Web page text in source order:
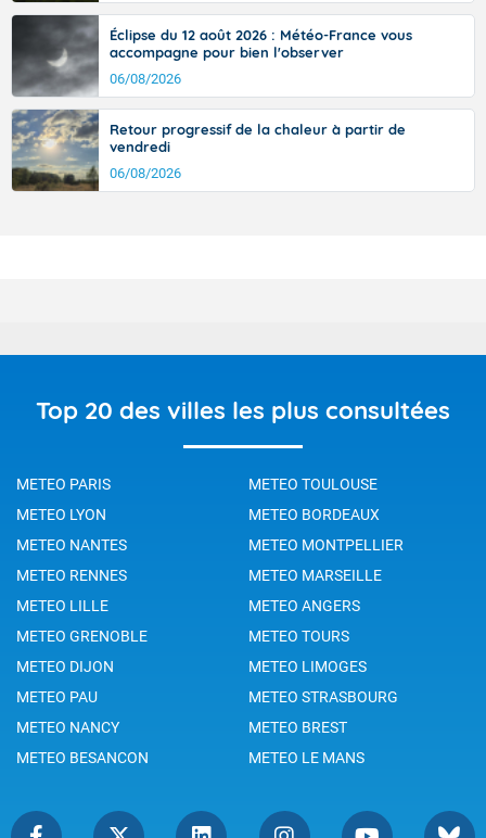
Éclipse du 12 août 2026 : Météo-France vous
accompagne pour bien l'observer
06/08/2026
Retour progressif de la chaleur à partir de
vendredi
06/08/2026
Top 20 des villes les plus consultées
METEO PARIS
METEO TOULOUSE
METEO LYON
METEO BORDEAUX
METEO NANTES
METEO MONTPELLIER
METEO RENNES
METEO MARSEILLE
METEO LILLE
METEO ANGERS
METEO GRENOBLE
METEO TOURS
METEO DIJON
METEO LIMOGES
METEO PAU
METEO STRASBOURG
METEO NANCY
METEO BREST
METEO BESANCON
METEO LE MANS